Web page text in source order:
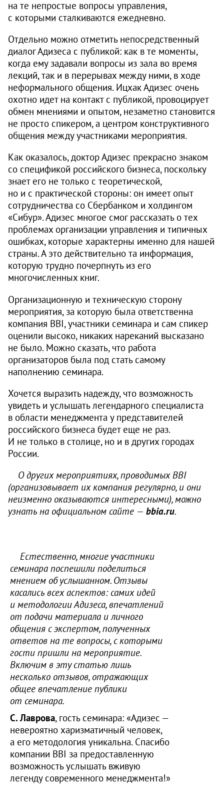
на те непростые вопросы управления,
с которыми сталкиваются ежедневно.
Отдельно можно отметить непосредственный
диалог Адизеса с публикой: как в те моменты,
когда ему задавали вопросы из зала во время
лекций, так и в перерывах между ними, в ходе
неформального общения. Ицхак Адизес очень
охотно идет на контакт с пуб­ликой, провоцирует
обмен мнениями и опытом, незаметно становится
не просто спикером, а центром конструктивного
общения между участниками мероприятия.
Как оказалось, доктор Адизес прекрасно знаком
со спецификой российского бизнеса, поскольку
знает его не только с теоретической,
но и с практической стороны: он имеет опыт
сотрудничества со Сбербанком и холдингом
«Сибур». Адизес многое смог рассказать о тех
проблемах организации управления и типичных
ошибках, которые характерны именно для нашей
страны. А это действительно та информация,
которую трудно почерпнуть из его
многочисленных книг.
Организационную и техническую сторону
мероприятия, за которую была ответственна
компания BBI, участники семинара и сам спикер
оценили высоко, никаких нареканий высказано
не было. Можно сказать, что работа
организаторов была под стать самому
наполнению семинара.
Хочется выразить надежду, что возможность
увидеть и услышать легендарного специалиста
в области менеджмента у представителей
российского бизнеса будет еще не раз.
И не только в столице, но и в других городах
России.
О других мероприятиях, проводимых BBI
(организовывает их компания регулярно, и они
неизменно оказываются интересными), можно
узнать на официальном сайте — bbia.ru.
Естественно, многие участники
семинара поспешили поделиться
мнением об услышанном. Отзывы
касались всех аспектов: самих идей
и методологии Адизеса, впечатлений
от подачи материала и личного
общения с экспертом, полученных
ответов на те вопросы, с которыми
гости пришли на мероприятие.
Включим в эту статью лишь
несколько отзывов, отражающих
общее впечатление публики
от семинара.
С. Лаврова, гость семинара: «Адизес —
невероятно харизматичный человек,
а его методология уникальна. Спасибо
компании BBI за предоставленную
возможность услышать вживую
легенду современного менеджмента!»